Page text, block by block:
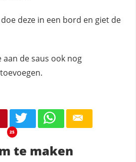
deze in een bord en giet de
de saus ook nog
25
te maken